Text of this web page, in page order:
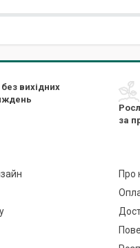
вихідних
за
Про